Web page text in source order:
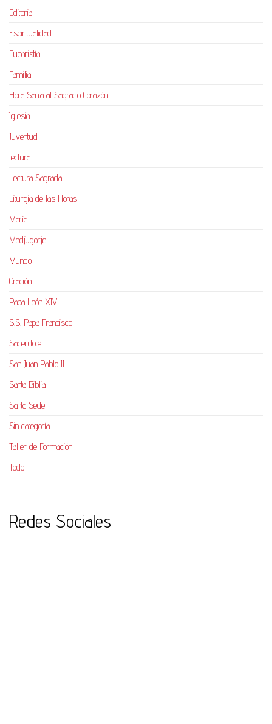
Editorial
Espiritualidad
Eucaristía
Familia
Hora Santa al Sagrado Corazón
Iglesia
Juventud
lectura
Lectura Sagrada
Liturgia de las Horas
María
Medjugorje
Mundo
Oración
Papa León XIV
S.S. Papa Francisco
Sacerdote
San Juan Pablo II
Santa Biblia
Santa Sede
Sin categoría
Taller de Formación
Todo
Redes Sociales